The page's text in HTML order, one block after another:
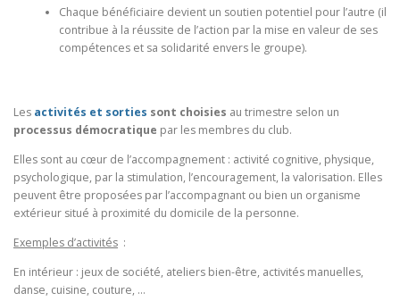
Chaque bénéficiaire devient un soutien potentiel pour l’autre (il
contribue à la réussite de l’action par la mise en valeur de ses
compétences et sa solidarité envers le groupe).
Les activités et sorties sont choisies au trimestre selon un
processus démocratique par les membres du club.
Elles sont au cœur de l’accompagnement : activité cognitive, physique,
psychologique, par la stimulation, l’encouragement, la valorisation. Elles
peuvent être proposées par l’accompagnant ou bien un organisme
extérieur situé à proximité du domicile de la personne.
Exemples d’activités :
En intérieur : jeux de société, ateliers bien-être, activités manuelles,
danse, cuisine, couture, …